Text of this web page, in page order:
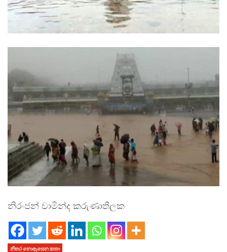
නිරංජන් චාමින්ද කරුණාතිලක
නිතර නොඇසෙන කතා